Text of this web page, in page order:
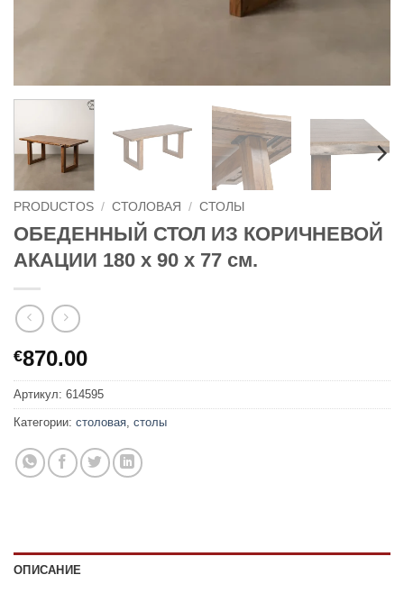
PRODUCTOS / СТОЛОВАЯ / СТОЛЫ
ОБЕДЕННЫЙ СТОЛ ИЗ КОРИЧНЕВОЙ
АКАЦИИ 180 x 90 x 77 см.
€870.00
Артикул: 614595
Категории: столовая столы
ОПИСАНИЕ